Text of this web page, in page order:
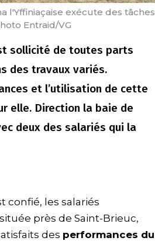
l'Yffiniaçaise exécute des tâches
Entraid/VG
sollicité de toutes parts
des travaux variés.
et l’utilisation de cette
elle. Direction la baie de
deux des salariés qui la
confié, les salariés
près de Saint-Brieuc,
des performances du